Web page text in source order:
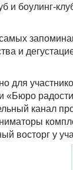
и боулинг-
и
для
«Бюро
канал
восторг у